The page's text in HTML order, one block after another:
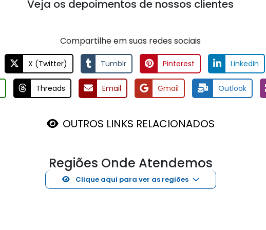
Veja os depoimentos de nossos clientes
Compartilhe em suas redes sociais
X (Twitter) Tumblr Pinterest LinkedIn
Threads Email Gmail Outlook
OUTROS LINKS RELACIONADOS
Regiões Onde Atendemos
Clique aqui para ver as regiões